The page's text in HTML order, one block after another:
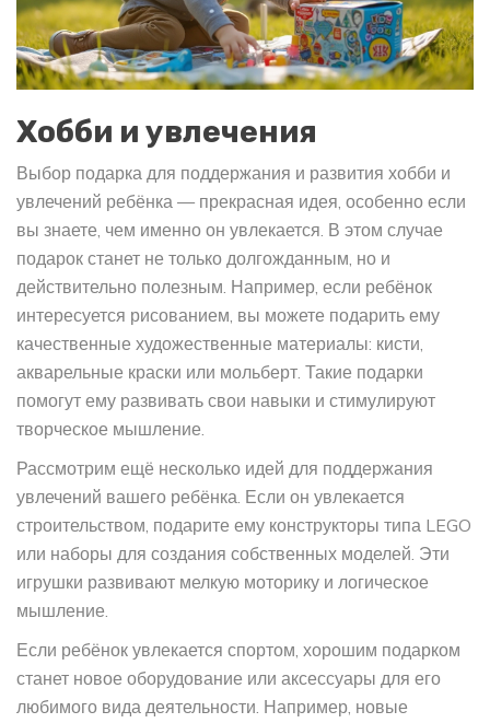
Хобби и увлечения
Выбор подарка для поддержания и развития хобби и
увлечений ребёнка — прекрасная идея, особенно если
вы знаете, чем именно он увлекается. В этом случае
подарок станет не только долгожданным, но и
действительно полезным. Например, если ребёнок
интересуется рисованием, вы можете подарить ему
качественные художественные материалы: кисти,
акварельные краски или мольберт. Такие подарки
помогут ему развивать свои навыки и стимулируют
творческое мышление.
Рассмотрим ещё несколько идей для поддержания
увлечений вашего ребёнка. Если он увлекается
строительством, подарите ему конструкторы типа LEGO
или наборы для создания собственных моделей. Эти
игрушки развивают мелкую моторику и логическое
мышление.
Если ребёнок увлекается спортом, хорошим подарком
станет новое оборудование или аксессуары для его
любимого вида деятельности. Например, новые